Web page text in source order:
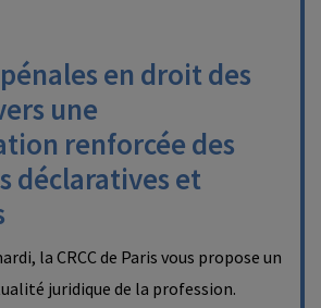
en droit des
une
renforcée des
déclaratives et
la CRCC de Paris vous propose un
juridique de la profession.